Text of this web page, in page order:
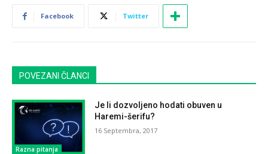
Facebook Twitter
POVEZANI ČLANCI
Razna pitanja
Je li dozvoljeno hodati obuven u
Haremi-šerifu?
16 Septembra, 2017